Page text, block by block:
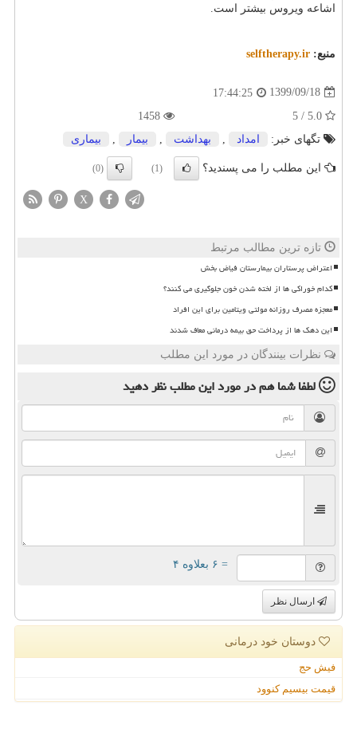
اشاعه ویروس بیشتر است.
منبع: selftherapy.ir
1399/09/18
17:44:25
تگهای خبر:
امداد بهداشت بیمار بیماری
این مطلب را می پسندید؟ (1)
(0)
X
تازه ترین مطالب مرتبط
اعتراض پرستاران بیمارستان فیاض بخش
کدام خوراکی ها از لخته شدن خون جلوگیری می کنند؟
معجزه مصرف روزانه مولتی ویتامین برای این افراد
این دهک ها از پرداخت حق بیمه درمانی معاف شدند
نظرات بینندگان در مورد این مطلب
لطفا شما همدر مورد این مطلبنظر دهید
= ۶ بعلاوه ۴
ارسال نظر
دوستان خود درمانی
فیش حج
قیمت بیسیم کنوود